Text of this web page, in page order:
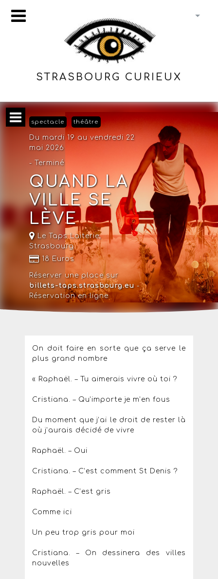
STRASBOURG CURIEUX
spectacle théâtre
Du mardi 19 au vendredi 22
mai 2026
- Terminé
QUAND LA
VILLE SE
LÈVE
Le Taps Laiterie,
Strasbourg
18 Euros
Réserver une place sur
billets-taps.strasbourg.eu-
Réservation en ligne
On doit faire en sorte que ça serve le
plus grand nombre
« Raphaël. – Tu aimerais vivre où toi ?
Cristiana. – Qu’importe je m’en fous
Du moment que j’ai le droit de rester là
où j’aurais décidé de vivre
Raphaël. – Oui
Cristiana. – C’est comment St Denis ?
Raphaël. – C’est gris
Comme ici
Un peu trop gris pour moi
Cristiana. – On dessinera des villes
nouvelles